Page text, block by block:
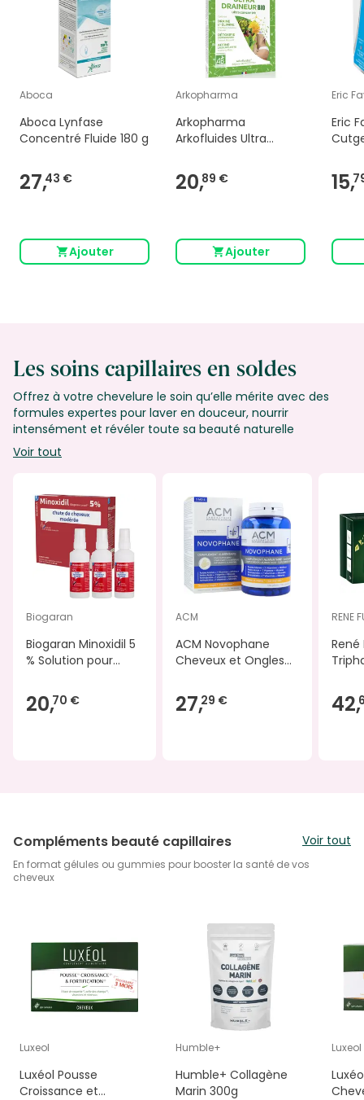
Aboca
Aboca Lynfase
Concentré Fluide 180 g
27,43 €
Ajouter
Arkopharma
Arkopharma
Arkofluides Ultra
Ampoules
20,89 €
Ajouter
Eric
Eric
15,
Les soins capillaires en soldes
Offrez à votre chevelure le soin qu’elle mérite avec des
formules expertes pour laver en douceur, nourrir
intensément et révéler toute sa beauté naturelle
Voir tout
Biogaran
Biogaran Minoxidil 5
% Solution pour
3x60 ml
20,70 €
ACM
ACM Novophane
Cheveux et Ongles
27,29 €
RENE
René
42,
Compléments beauté capillaires Voir tout
En format gélules ou gummies pour booster la santé de vos
cheveux
Luxeol
Luxéol Pousse
Croissance et
Humble+
Humble+ Collagène
Marin 300g
Luxeol